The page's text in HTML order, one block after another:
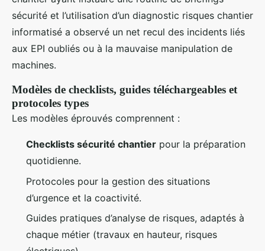
sécurité et l’utilisation d’un diagnostic risques chantier
informatisé a observé un net recul des incidents liés
aux EPI oubliés ou à la mauvaise manipulation de
machines.
Modèles de checklists, guides téléchargeables et
protocoles types
Les modèles éprouvés comprennent :
Checklists sécurité chantier pour la préparation
quotidienne.
Protocoles pour la gestion des situations
d’urgence et la coactivité.
Guides pratiques d’analyse de risques, adaptés à
chaque métier (travaux en hauteur, risques